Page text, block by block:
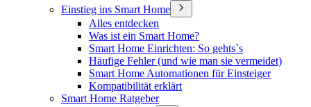
Einstieg ins Smart Home
Alles entdecken
Was ist ein Smart Home?
Smart Home Einrichten: So gehts`s
Häufige Fehler (und wie man sie vermeidet)
Smart Home Automationen für Einsteiger
Kompatibilität erklärt
Smart Home Ratgeber